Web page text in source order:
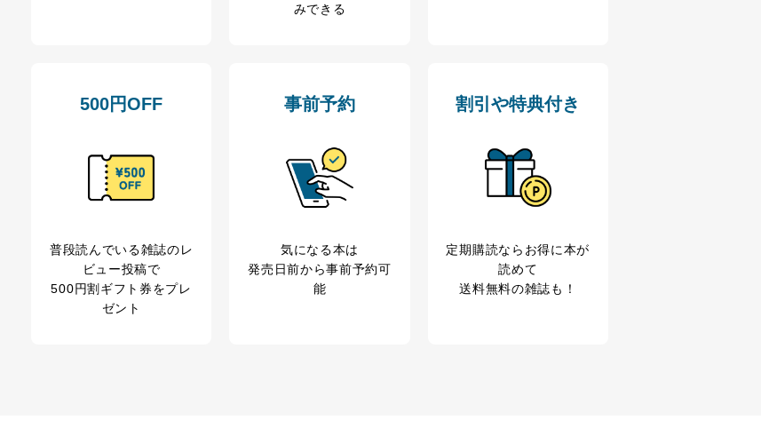
みできる
500円OFF
普段読んでいる雑誌のレ
ビュー投稿で
500円割ギフト券をプレ
ゼント
事前予約
気になる本は
発売日前から事前予約可
能
割引や特典付き
定期購読なら お得に本が
読めて
送料無料の雑誌も！